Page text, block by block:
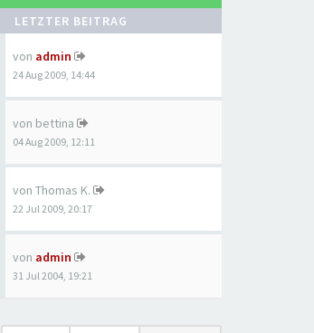
LETZTER BEITRAG
von admin
24 Aug 2009, 14:44
von bettina
04 Aug 2009, 12:11
von Thomas K.
22 Jul 2009, 20:17
von admin
31 Jul 2004, 19:21